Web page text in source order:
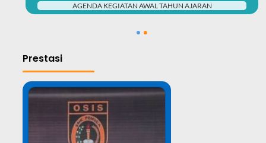
AGENDA KEGIATAN AWAL TAHUN AJARAN
Prestasi